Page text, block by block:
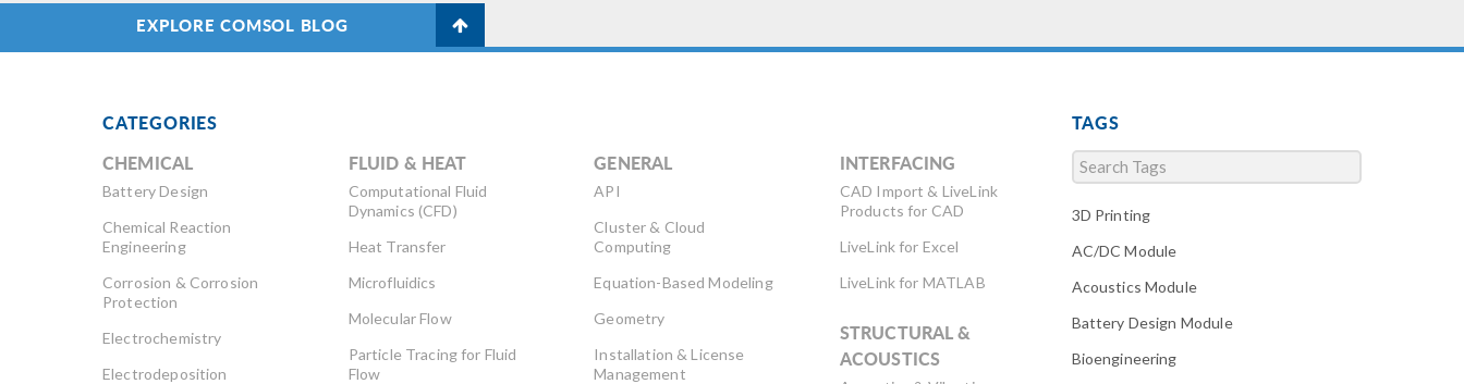
EXPLORE COMSOL BLOG
CATEGORIES
CHEMICAL
Battery Design
Chemical Reaction
Engineering
Corrosion & Corrosion
Protection
Electrochemistry
Electrodeposition
FLUID & HEAT
Computational Fluid
Dynamics (CFD)
Heat Transfer
Microfluidics
Molecular Flow
Particle Tracing for Fluid
Flow
GENERAL
API
Cluster & Cloud
Computing
Equation-Based Modeling
Geometry
Installation & License
Management
INTERFACING
CAD Import & LiveLink
Products for CAD
LiveLink for Excel
LiveLink for MATLAB
STRUCTURAL &
ACOUSTICS
TAGS
3D Printing
AC/DC Module
Acoustics Module
Battery Design Module
Bioengineering